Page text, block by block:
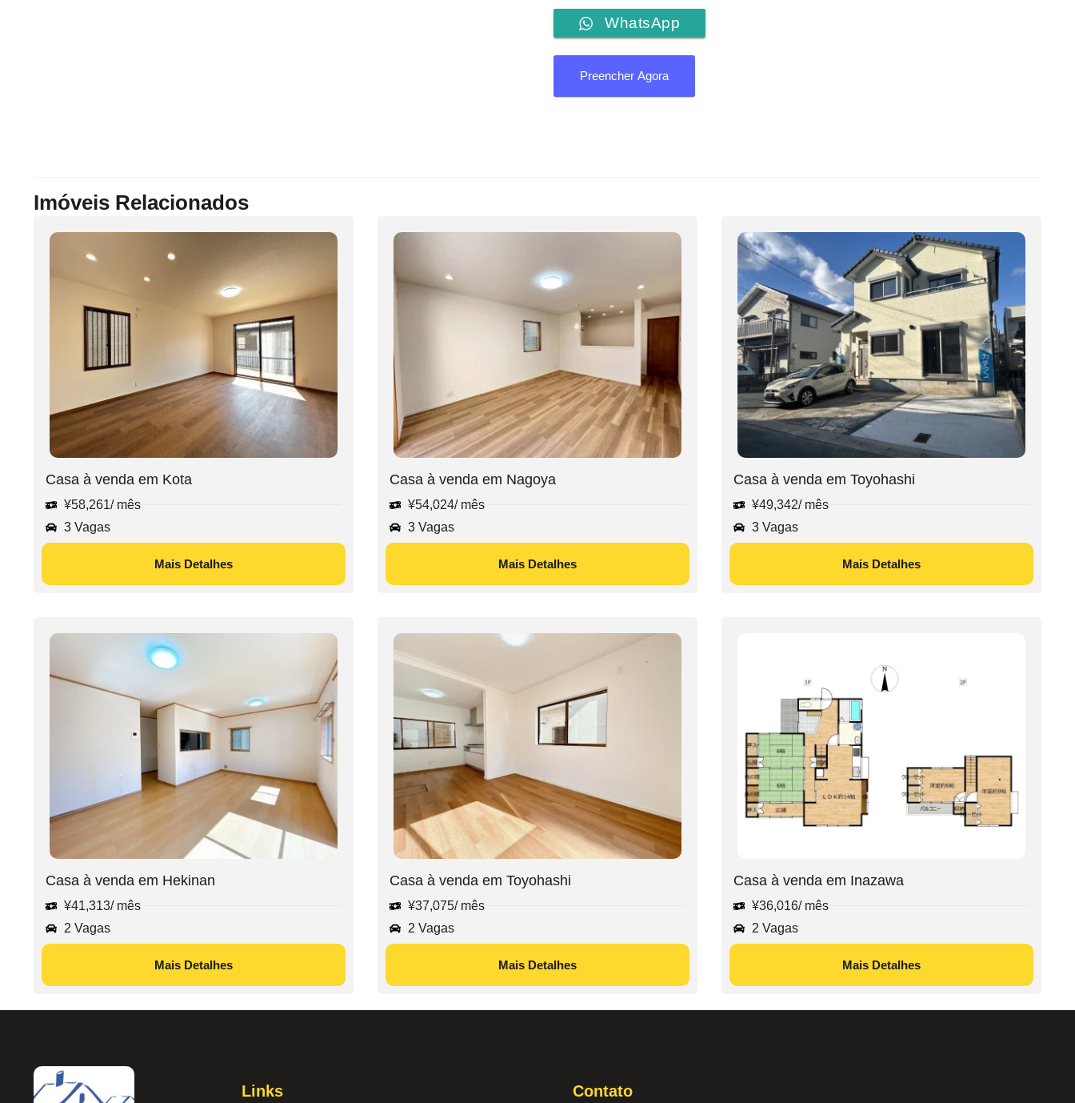
WhatsApp
Preencher Agora
Imóveis Relacionados
Casa à venda em Kota
¥58,261/ mês
3 Vagas
Mais Detalhes
Casa à venda em Nagoya
¥54,024/ mês
3 Vagas
Mais Detalhes
Casa à venda em Toyohashi
¥49,342/ mês
3 Vagas
Mais Detalhes
Casa à venda em Hekinan
¥41,313/ mês
2 Vagas
Mais Detalhes
Casa à venda em Toyohashi
¥37,075/ mês
2 Vagas
Mais Detalhes
Casa à venda em Inazawa
¥36,016/ mês
2 Vagas
Mais Detalhes
Links Contato